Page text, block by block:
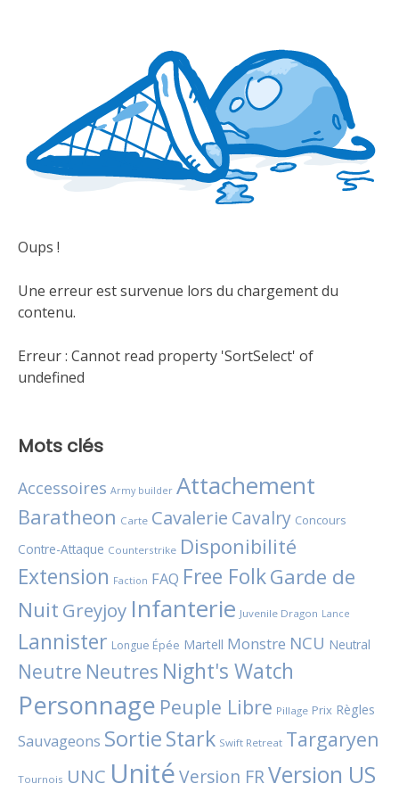
Oups !
Une erreur est survenue lors du chargement du
contenu.
Erreur : Cannot read property 'SortSelect' of
undefined
Mots clés
Accessoires Army builder Attachement
Baratheon Carte Cavalerie Cavalry Concours
Contre-Attaque Counterstrike Disponibilité
Extension Faction FAQ Free FolkGarde de
Nuit Greyjoy Infanterie Juvenile Dragon Lance
Lannister Longue Épée Martell Monstre NCU Neutral
Neutre Neutres Night's Watch
Personnage Peuple Libre Pillage Prix Règles
Sauvageons SortieStark Swift Retreat Targaryen
Tournois UNC UnitéVersion FRVersion US